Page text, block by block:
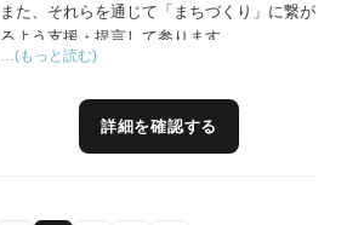
また、それらを通じて「まちづくり」に繋が
るよう支援・提言して参ります。
…(もっと読む)
詳細を確認する